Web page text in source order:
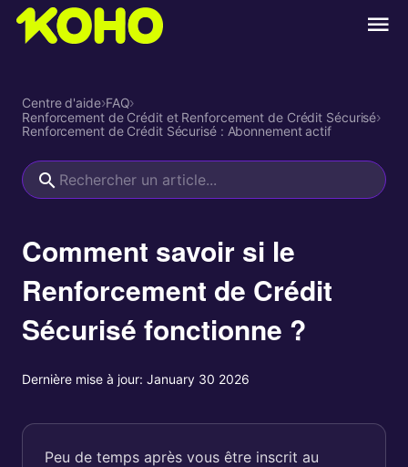
Centre d'aide›FAQ›
Renforcement de Crédit et Renforcement de Crédit Sécurisé›
Renforcement de Crédit Sécurisé : Abonnement actif
Comment savoir si le
Renforcement de Crédit
Sécurisé fonctionne ?
Dernière mise à jour: January 30 2026
Peu de temps après vous être inscrit au